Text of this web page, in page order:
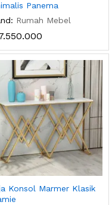
Panema
Rumah Mebel
Konsol Marmer Klasik